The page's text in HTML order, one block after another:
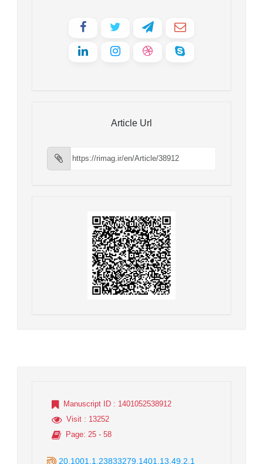
Article Url
Manuscript ID : 1401052538912
Visit : 13252
Page: 25 - 58
20.1001.1.23833279.1401.13.49.2.1